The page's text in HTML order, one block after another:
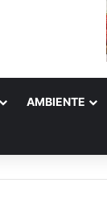
AMBIENTE